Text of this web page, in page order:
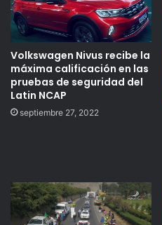
Volkswagen Nivus recibe la
máxima calificación en las
pruebas de seguridad del
Latin NCAP
septiembre 27, 2022